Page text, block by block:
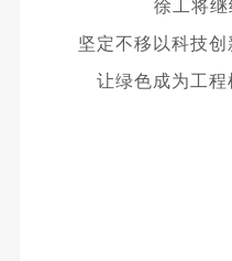
徐工将继
坚定不移以科技
让绿色成为工